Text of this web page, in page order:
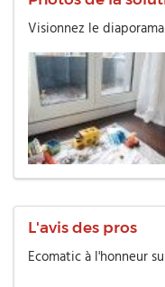
Visionnez le
L'avis des pros
Ecomatic à l'honneur